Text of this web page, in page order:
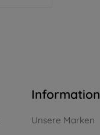
Information
Unsere Marken